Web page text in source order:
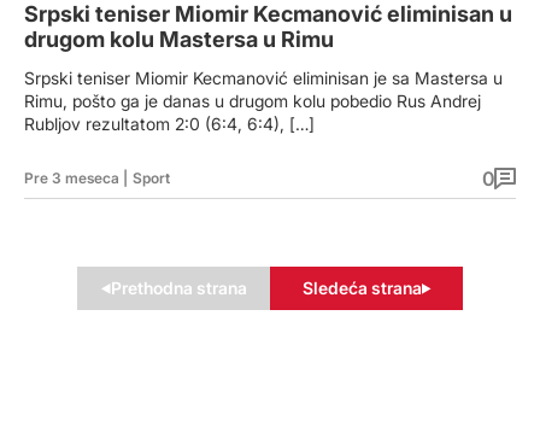
Srpski teniser Miomir Kecmanović eliminisan u
drugom kolu Mastersa u Rimu
Srpski teniser Miomir Kecmanović eliminisan je sa Mastersa u
Rimu, pošto ga je danas u drugom kolu pobedio Rus Andrej
Rubljov rezultatom 2:0 (6:4, 6:4), […]
Pre 3 meseca Sport 0
Prethodna strana Sledeća strana